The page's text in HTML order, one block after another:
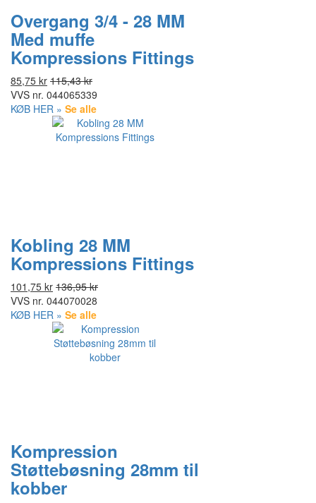
Overgang 3/4 - 28 MM
Med muffe
Kompressions Fittings
85,75 kr 115,43 kr
VVS nr. 044065339
KØB HER » Se alle
Kobling 28 MM
Kompressions Fittings
101,75 kr 136,95 kr
VVS nr. 044070028
KØB HER » Se alle
Kompression
Støttebøsning 28mm til
kobber